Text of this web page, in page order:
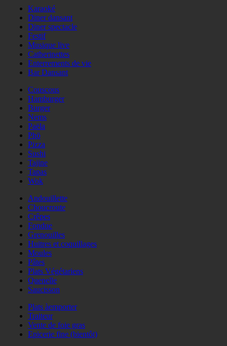
Karaoké
Diner dansant
Diner spectacle
Festif
Musique live
Catherinettes
Enterrements de vie
Bar Dansant
Couscous
Hamburger
Burger
Nems
Paëla
Phö
Pizza
Sushi
Tajine
Tapas
Wok
Andouillette
Choucroute
Crêpes
Fondue
Grenouilles
Huitres et coquillages
Moules
Pâtes
Plats Végétariens
Quenelle
Saucisson
Plats àemporter
Traiteur
Vente de foie gras
Epicerie fine (bientôt)